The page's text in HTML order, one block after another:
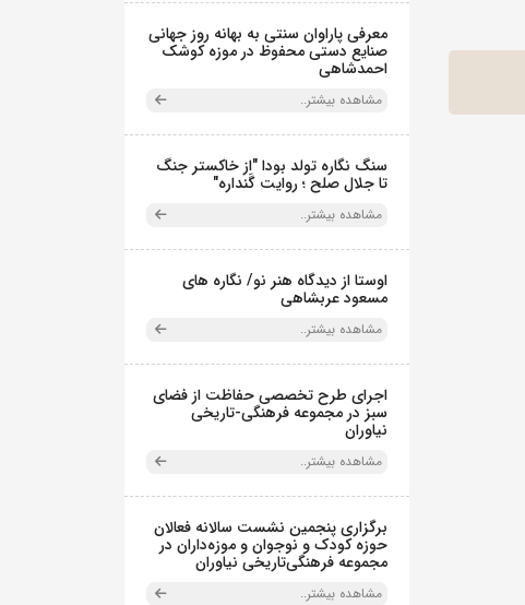
معرفی پاراوان سنتی به بهانه روز جهانی
صنایع دستی محفوظ در موزه کوشک
احمدشاهی
مشاهده بیشتر..
سنگ نگاره تولد بودا "از خاکستر جنگ
تا جلال صلح ؛ روایت گَنداره"
مشاهده بیشتر..
اوستا از دیدگاه هنر نو/ نگاره های
مسعود عربشاهی
مشاهده بیشتر..
اجرای طرح تخصصی حفاظت از فضای
سبز در مجموعه فرهنگی-تاریخی
نیاوران
مشاهده بیشتر..
برگزاری پنجمین نشست سالانه فعالان
حوزه کودک و نوجوان و موزه‌داران در
مجموعه فرهنگی‌تاریخی نیاوران
مشاهده بیشتر..